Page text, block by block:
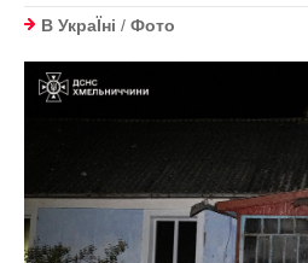
В УкраЇнi / Фото